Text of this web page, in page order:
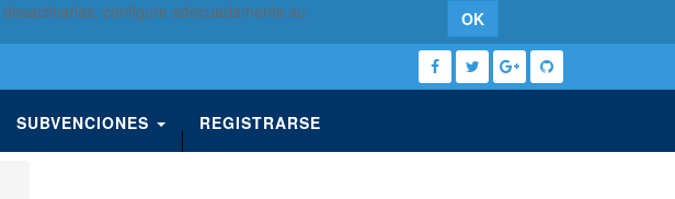
configure adecuadamente su
OK
SUBVENCIONES REGISTRARSE